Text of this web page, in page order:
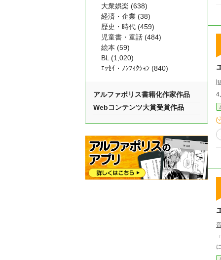
4
大衆娯楽 (638)
経済・企業 (38)
歴史・時代 (459)
児童書・童話 (484)
絵本 (59)
BL (1,020)
ｴｯｾｲ・ﾉﾝﾌｨｸｼｮﾝ (840)
アルファポリス書籍化作家作品
Webコンテンツ大賞受賞作品